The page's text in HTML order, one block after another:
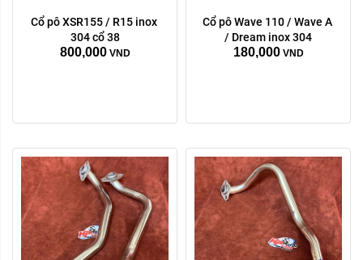
Cổ pô XSR155 / R15 inox
304 cổ 38
800,000 VND
Cổ pô Wave 110 / Wave A
/ Dream inox 304
180,000 VND